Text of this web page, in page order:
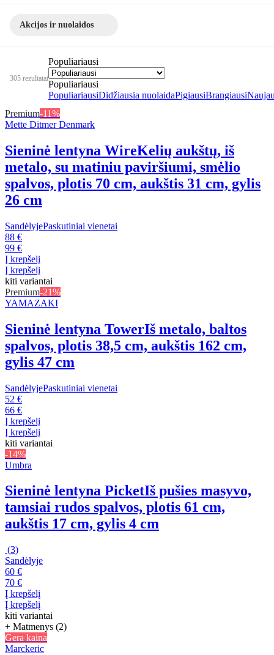
Akcijos ir nuolaidos
305 rezultatai
Populiariausi
Populiariausi
PopuliariausiDidžiausia nuolaidaPigiausiBrangiausi
Premium-11%
Mette Ditmer Denmark
Sieninė lentyna WireKelių aukštų, iš
metalo, su matiniu paviršiumi, smėlio
spalvos, plotis 70 cm, aukštis 31 cm, gylis
26 cm
SandėlyjePaskutiniai vienetai
88 €
99 €
Į krepšelį
Į krepšelį
kiti variantai
Premium-21%
YAMAZAKI
Sieninė lentyna TowerIš metalo, baltos
spalvos, plotis 38,5 cm, aukštis 162 cm,
gylis 47 cm
SandėlyjePaskutiniai vienetai
52 €
66 €
Į krepšelį
Į krepšelį
kiti variantai
-14%
Umbra
Sieninė lentyna PicketIš pušies masyvo,
tamsiai rudos spalvos, plotis 61 cm,
aukštis 17 cm, gylis 4 cm
(3)
Sandėlyje
60 €
70 €
Į krepšelį
Į krepšelį
kiti variantai
+ Matmenys (2)
Gera kaina
Marckeric